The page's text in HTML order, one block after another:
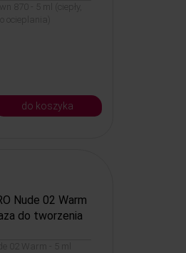
870 - 5 ml (ciepły,
ocieplania)
do koszyka
Nude 02 Warm
do tworzenia
02 Warm - 5 ml